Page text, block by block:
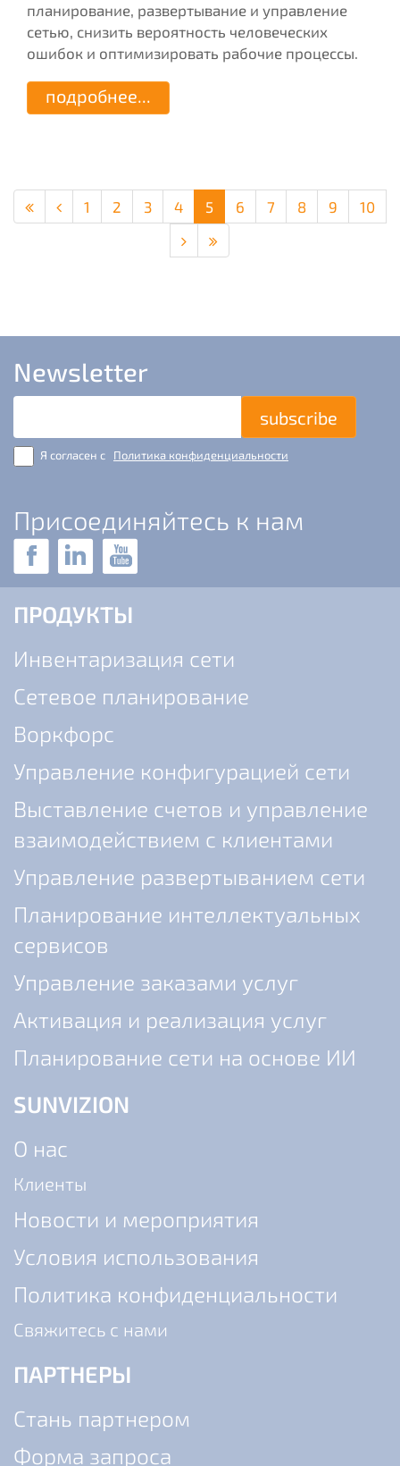
планирование, развертывание и управление
сетью, снизить вероятность человеческих
ошибок и оптимизировать рабочие процессы.
подробнее...
1 2 3 4 5 6 7 8 9 10
Newsletter
Я согласен с Политика конфиденциальности
Присоединяйтесь к нам
ПРОДУКТЫ
Инвентаризация сети
Сетевое планирование
Воркфорс
Управление конфигурацией сети
Выставление счетов и управление
взаимодействием с клиентами
Управление развертыванием сети
Планирование интеллектуальных
сервисов
Управление заказами услуг
Активация и реализация услуг
Планирование сети на основе ИИ
SUNVIZION
О нас
Клиенты
Новости и мероприятия
Условия использования
Политика конфиденциальности
Cвяжитесь с нами
ПАРТНЕРЫ
Стань партнером
Форма запроса